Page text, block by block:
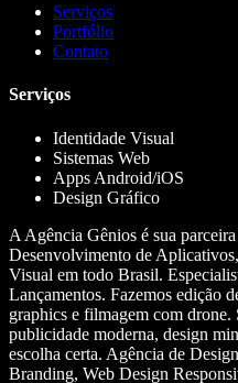
Serviços
Portfólio
Contato
Serviços
Identidade Visual
Sistemas Web
Apps Android/iOS
Design Gráfico
A Agência Gênios é sua
Desenvolvimento de
Visual em todo Brasil.
Lançamentos. Fazemos edição
graphics e filmagem com drone.
publicidade moderna, design
escolha certa. Agência de
Branding, Web Design